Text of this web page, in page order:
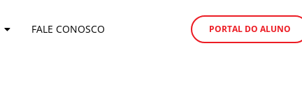
FALE CONOSCO PORTAL DO ALUNO